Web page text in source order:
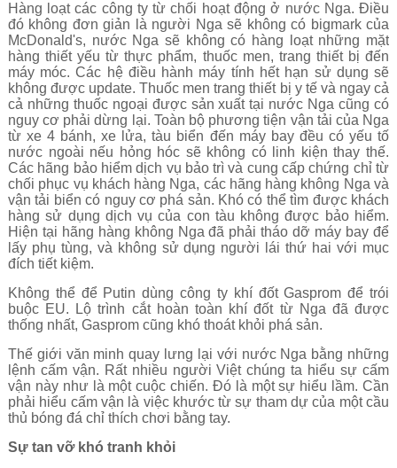
Hàng loạt các công ty từ chối hoạt động ở nước Nga. Điều
đó không đơn giản là người Nga sẽ không có bigmark của
McDonald's, nước Nga sẽ không có hàng loạt những mặt
hàng thiết yếu từ thực phẩm, thuốc men, trang thiết bị đến
máy móc. Các hệ điều hành máy tính hết hạn sử dụng sẽ
không được update. Thuốc men trang thiết bị y tế và ngay cả
cả những thuốc ngoại được sản xuất tại nước Nga cũng có
nguy cơ phải dừng lại. Toàn bộ phương tiện vận tải của Nga
từ xe 4 bánh, xe lửa, tàu biển đến máy bay đều có yếu tố
nước ngoài nếu hỏng hóc sẽ không có linh kiện thay thế.
Các hãng bảo hiểm dịch vụ bảo trì và cung cấp chứng chỉ từ
chối phục vụ khách hàng Nga, các hãng hàng không Nga và
vận tải biển có nguy cơ phá sản. Khó có thể tìm được khách
hàng sử dụng dịch vụ của con tàu không được bảo hiểm.
Hiện tại hãng hàng không Nga đã phải tháo dỡ máy bay để
lấy phụ tùng, và không sử dụng người lái thứ hai với mục
đích tiết kiệm.
Không thể để Putin dùng công ty khí đốt Gasprom để trói
buộc EU. Lộ trình cắt hoàn toàn khí đốt từ Nga đã được
thống nhất, Gasprom cũng khó thoát khỏi phá sản.
Thế giới văn minh quay lưng lại với nước Nga bằng những
lệnh cấm vận. Rất nhiều người Việt chúng ta hiểu sự cấm
vận này như là một cuộc chiến. Đó là một sự hiểu lầm. Cần
phải hiểu cấm vận là việc khước từ sự tham dự của một cầu
thủ bóng đá chỉ thích chơi bằng tay.
Sự tan vỡ khó tranh khỏi